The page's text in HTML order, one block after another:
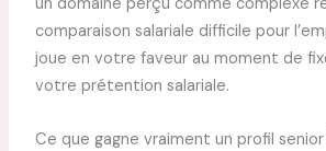
comparaison salariale difficile pour
joue en votre faveur au moment de
votre prétention salariale.
Ce que gagne vraiment un profil